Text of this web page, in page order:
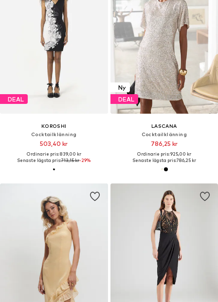
DEAL
KOROSHI
Cocktailklänning
503,40 kr
Ordinarie pris: 839,00 kr
Senaste lägsta pris:713,15 kr-29%
Ny
DEAL
LASCANA
Cocktailklänning
786,25 kr
Ordinarie pris: 925,00 kr
Senaste lägsta pris:786,25 kr